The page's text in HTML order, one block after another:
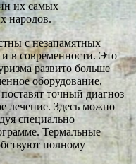
их самых
народов.
с незапамятных
в современности. Это
развито больше
оборудование,
точный диагноз
лечение. Здесь можно
специально
Термальные
полному